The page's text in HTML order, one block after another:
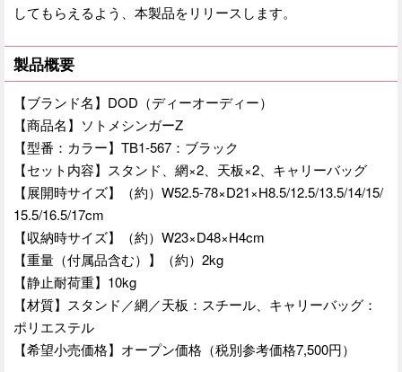
してもらえるよう、本製品をリリースします。
製品概要
【ブランド名】DOD（ディーオーディー）
【商品名】ソトメシンガーZ
【型番：カラー】TB1-567：ブラック
【セット内容】スタンド、網×2、天板×2、キャリーバッグ
【展開時サイズ】（約）W52.5-78×D21×H8.5/12.5/13.5/14/15/
15.5/16.5/17cm
【収納時サイズ】（約）W23×D48×H4cm
【重量（付属品含む）】（約）2kg
【静止耐荷重】10kg
【材質】スタンド／網／天板：スチール、キャリーバッグ：
ポリエステル
【希望小売価格】オープン価格（税別参考価格7,500円）